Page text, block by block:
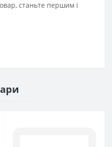
станьте першим і